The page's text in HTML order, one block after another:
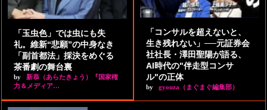
「玉虫色」では虫にも失
礼。維新“悲願”の中身なき
「副首都法」採決をめぐる
茶番劇の舞台裏
by
新恭（あらたきょう）『国家権
力＆メディア…
「コンサルを超えないと、
生き残れない」──元証券会
社社長・澤田聖陽が語る、
AI時代の"伴走型コンサ
ル"の正体
by gyouza（まぐまぐ編集部）